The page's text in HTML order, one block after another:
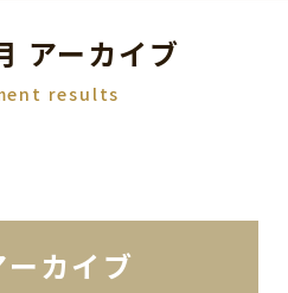
アーカイブ
results
カイブ